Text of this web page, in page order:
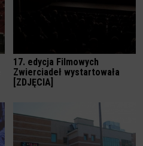
17. edycja Filmowych
Zwierciadeł wystartowała
[ZDJĘCIA]